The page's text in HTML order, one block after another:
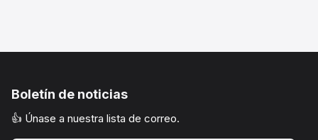
Boletín de noticias
👍 Únase a nuestra lista de correo.